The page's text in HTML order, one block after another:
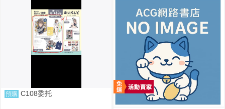
預購 C108委托